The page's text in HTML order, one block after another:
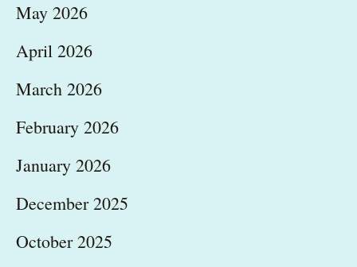
May 2026
April 2026
March 2026
February 2026
January 2026
December 2025
October 2025